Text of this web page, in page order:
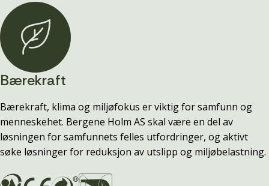
Bærekraft
Bærekraft, klima og miljøfokus er viktig for samfunn og
menneskehet. Bergene Holm AS skal være en del av
løsningen for samfunnets felles utfordringer, og aktivt
søke løsninger for reduksjon av utslipp og miljøbelastning.